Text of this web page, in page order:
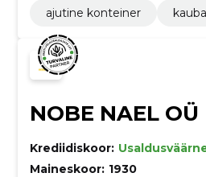
ajutine konteiner
NOBE NAEL OÜ
Krediidiskoor:
Maineskoor: 1930